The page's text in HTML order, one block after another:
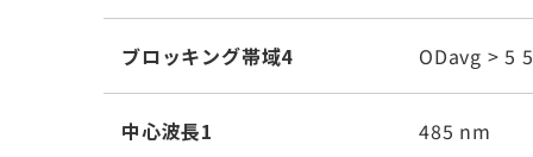
ブロッキング帯域4 ODavg > 5
中心波長1 485 nm